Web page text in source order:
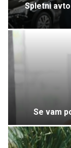
Spletni
Se vam